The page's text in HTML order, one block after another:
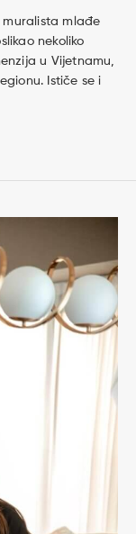
mlađe
nekoliko
u Vijetnamu,
Ističe se i